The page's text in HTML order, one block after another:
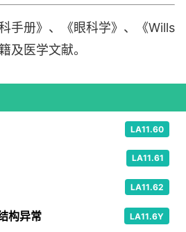
手册》、《眼科学》、《Wills
及医学文献。
LA11.60
LA11.61
LA11.62
构异常 LA11.6Y